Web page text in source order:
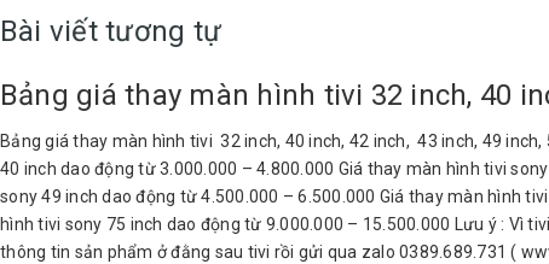
Bài viết tương tự
Bảng giá thay màn hình tivi 32 inch, 40
Bảng giá thay màn hình tivi 32 inch, 40 inch, 42 inch, 43 inch, 49
40 inch dao động từ 3.000.000 – 4.800.000 Giá thay màn hình tivi
sony 49 inch dao động từ 4.500.000 – 6.500.000 Giá thay màn hình
hình tivi sony 75 inch dao động từ 9.000.000 – 15.500.000 Lưu ý : Vì
thông tin sản phẩm ở đằng sau tivi rồi gửi qua zalo 0389.689.731 (